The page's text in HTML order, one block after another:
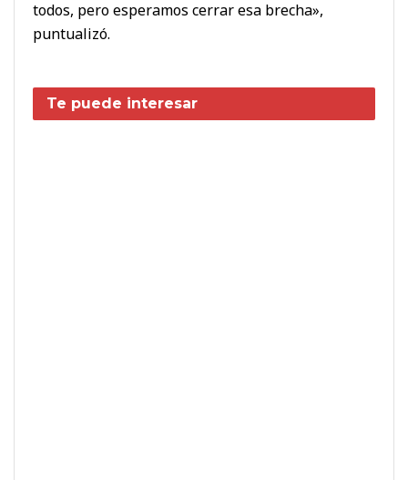
todos, pero esperamos cerrar esa brecha»,
puntualizó.
Te puede interesar